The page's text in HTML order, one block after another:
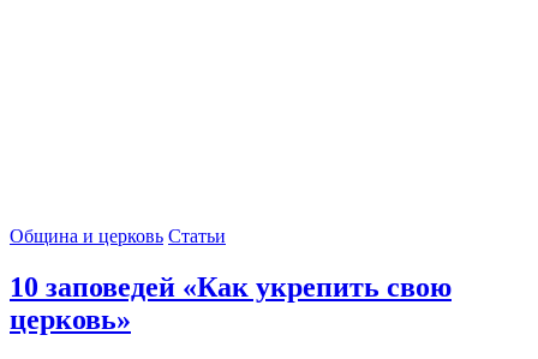
Община и церковь Статьи
10 заповедей «Как укрепить свою
церковь»